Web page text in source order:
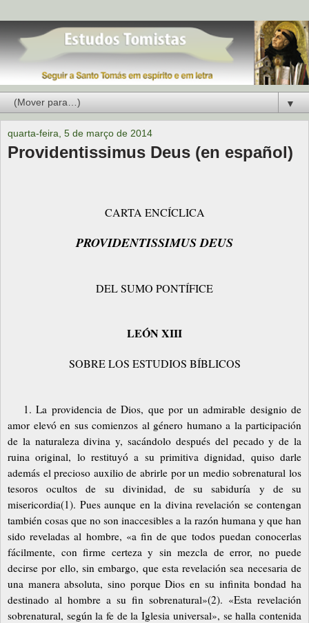
▼
quarta-feira, 5 de março de 2014
Providentissimus Deus (en español)
CARTA ENCÍCLICA
PROVIDENTISSIMUS DEUS
DEL SUMO PONTÍFICE
LEÓN XIII
SOBRE LOS ESTUDIOS BÍBLICOS
1. La providencia de Dios, que por un admirable designio de
amor elevó en sus comienzos al género humano a la participación
de la naturaleza divina y, sacándolo después del pecado y de la
ruina original, lo restituyó a su primitiva dignidad, quiso darle
además el precioso auxilio de abrirle por un medio sobrenatural los
tesoros ocultos de su divinidad, de su sabiduría y de su
misericordia(1). Pues aunque en la divina revelación se contengan
también cosas que no son inaccesibles a la razón humana y que han
sido reveladas al hombre, «a fin de que todos puedan conocerlas
fácilmente, con firme certeza y sin mezcla de error, no puede
decirse por ello, sin embargo, que esta revelación sea necesaria de
una manera absoluta, sino porque Dios en su infinita bondad ha
destinado al hombre a su fin sobrenatural»(2). «Esta revelación
sobrenatural, según la fe de la Iglesia universal», se halla contenida